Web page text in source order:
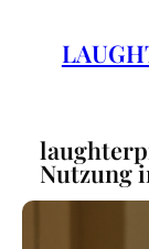
springen
Nutzung